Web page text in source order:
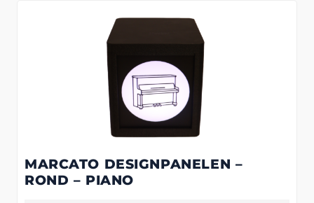
MARCATO DESIGNPANELEN –
ROND – PIANO